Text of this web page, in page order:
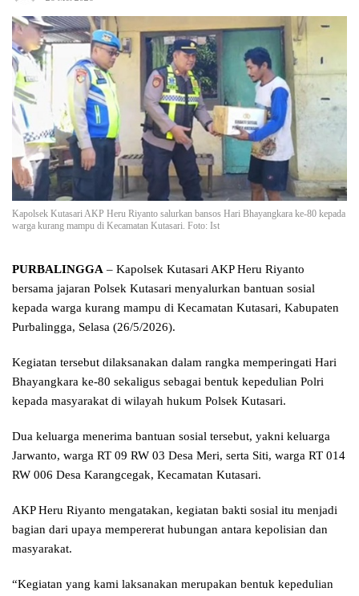
Kapolsek Kutasari AKP Heru Riyanto salurkan bansos Hari Bhayangkara ke-80 kepada
warga kurang mampu di Kecamatan Kutasari. Foto: Ist
PURBALINGGA – Kapolsek Kutasari AKP Heru Riyanto
bersama jajaran Polsek Kutasari menyalurkan bantuan sosial
kepada warga kurang mampu di Kecamatan Kutasari, Kabupaten
Purbalingga, Selasa (26/5/2026).
Kegiatan tersebut dilaksanakan dalam rangka memperingati Hari
Bhayangkara ke-80 sekaligus sebagai bentuk kepedulian Polri
kepada masyarakat di wilayah hukum Polsek Kutasari.
Dua keluarga menerima bantuan sosial tersebut, yakni keluarga
Jarwanto, warga RT 09 RW 03 Desa Meri, serta Siti, warga RT 014
RW 006 Desa Karangcegak, Kecamatan Kutasari.
AKP Heru Riyanto mengatakan, kegiatan bakti sosial itu menjadi
bagian dari upaya mempererat hubungan antara kepolisian dan
masyarakat.
“Kegiatan yang kami laksanakan merupakan bentuk kepedulian